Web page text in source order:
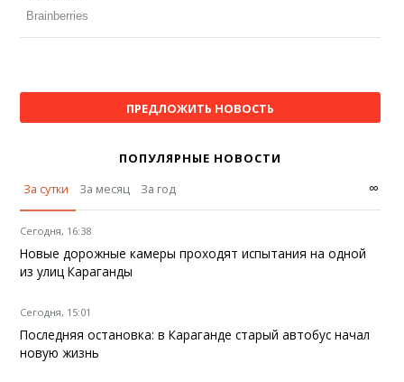
ПРЕДЛОЖИТЬ НОВОСТЬ
ПОПУЛЯРНЫЕ НОВОСТИ
За сутки
За месяц За год ∞
Сегодня, 16:38
Новые дорожные камеры проходят испытания на одной
из улиц Караганды
Сегодня, 15:01
Последняя остановка: в Караганде старый автобус начал
новую жизнь